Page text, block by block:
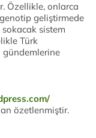
Özellikle, onlarca
geliştirmede
sistem
Türk
özetlenmiştir.